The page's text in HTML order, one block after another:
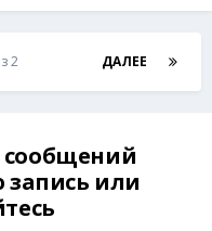
ДАЛЕЕ
2
запись или